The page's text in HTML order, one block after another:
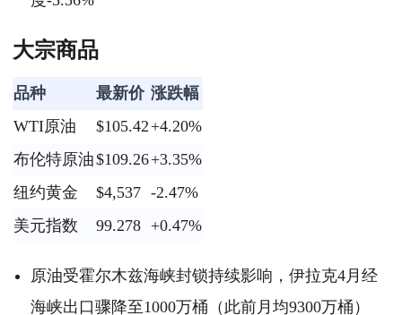
大宗商品
品种 最新价 涨跌幅
WTI原油
$105.42 +4.20%
布伦特原油$109.26+3.35%
纽约黄金
$4,537 -2.47%
美元指数
99.278 +0.47%
原油受霍尔木兹海峡封锁持续影响，伊拉克4月经
海峡出口骤降至1000万桶（此前月均9300万桶）